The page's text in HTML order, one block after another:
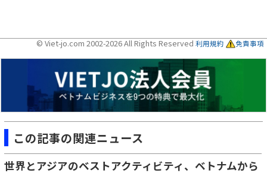
© Viet-jo.com 2002-2026 All Rights Reserved 利用規約 免責事項
この記事の関連ニュース
世界とアジアのベストアクティビティ、ベトナムから